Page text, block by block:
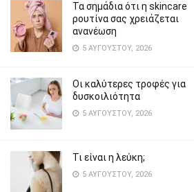
Τα σημάδια ότι η skincare
ρουτίνα σας χρειάζεται
ανανέωση
5 ΑΥΓΟΎΣΤΟΥ, 2026
Οι καλύτερες τροφές για
δυσκοιλιότητα
5 ΑΥΓΟΎΣΤΟΥ, 2026
Τι είναι η λεύκη;
5 ΑΥΓΟΎΣΤΟΥ, 2026